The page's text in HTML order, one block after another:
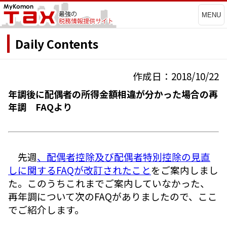
MENU
Daily Contents
作成日：2018/10/22
年調後に配偶者の所得金額相違が分かった場合の再
年調 FAQより
先週、配偶者控除及び配偶者特別控除の見直
しに関するFAQが改訂されたことをご案内しまし
た。このうちこれまでご案内していなかった、
再年調について次のFAQがありましたので、ここ
でご紹介します。